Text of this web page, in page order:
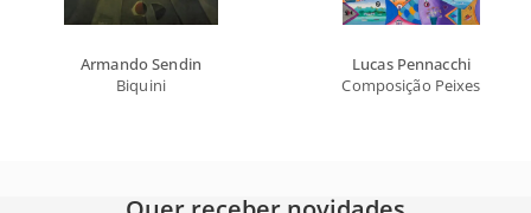
Armando Sendin
Biquini
Lucas Pennacchi
Composição Peixes